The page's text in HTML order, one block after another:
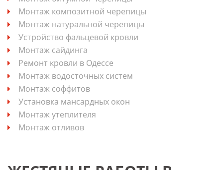
Монтаж композитной черепицы
Монтаж натуральной черепицы
Устройство фальцевой кровли
Монтаж сайдинга
Ремонт кровли в Одессе
Монтаж водосточных систем
Монтаж соффитов
Установка мансардных окон
Монтаж утеплителя
Монтаж отливов